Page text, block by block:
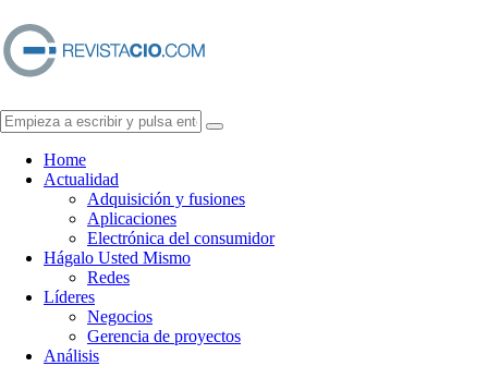
Home
Actualidad
Adquisición y fusiones
Aplicaciones
Electrónica del consumidor
Hágalo Usted Mismo
Redes
Líderes
Negocios
Gerencia de proyectos
Análisis